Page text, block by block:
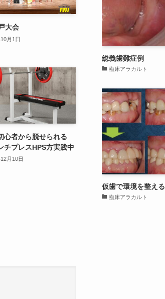
大会
月1日
心者から脱せられる
チプレスHPS方実践中
月10日
総義歯難症例
臨床アラカルト
仮歯で環境を整える
臨床アラカルト